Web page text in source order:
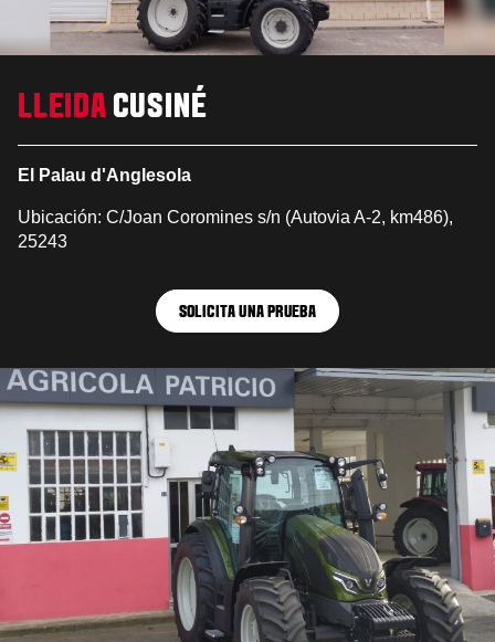
LLEIDA CUSINÉ
El Palau d'Anglesola
Ubicación: C/Joan Coromines s/n (Autovia A-2, km486),
25243
SOLICITA UNA PRUEBA